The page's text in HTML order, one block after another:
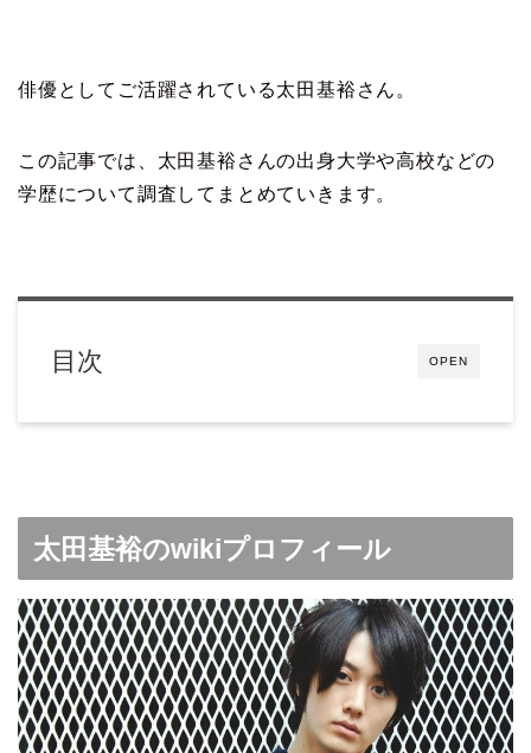
俳優としてご活躍されている太田基裕さん。
この記事では、太田基裕さんの出身大学や高校などの
学歴について調査してまとめていきます。
OPEN
目次
太田基裕のwikiプロフィール